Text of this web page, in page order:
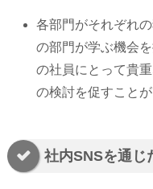
各部門がそれぞれ
の部門が学ぶ機会
の社員にとって貴
の検討を促すことが
社内SNSを通じ